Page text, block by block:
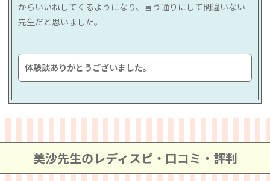
からいいねしてくるようになり、言う通りにして間違いない
先生だと思いました。
体験談ありがとうございました。
美沙先生のレディスピ・口コミ・評判